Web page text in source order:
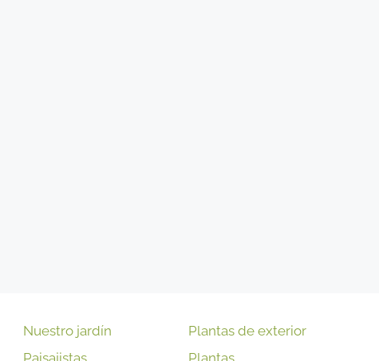
Nuestro jardín
Paisajistas
Plantas de exterior
Plantas